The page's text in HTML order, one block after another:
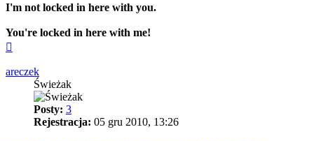
I'm not locked in here with you.
You're locked in here with me!
areczek
Świeżak
Posty: 3
Rejestracja: 05 gru 2010, 13:26